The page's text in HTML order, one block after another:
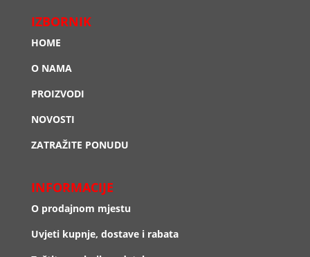
IZBORNIK
HOME
O NAMA
PROIZVODI
NOVOSTI
ZATRAŽITE PONUDU
INFORMACIJE
O prodajnom mjestu
Uvjeti kupnje, dostave i rabata